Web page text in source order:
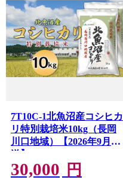
7T10C-1北魚沼産コシヒカ
リ特別栽培米10kg（長岡
川口地域）【2026年9月発
送】
30,000 円